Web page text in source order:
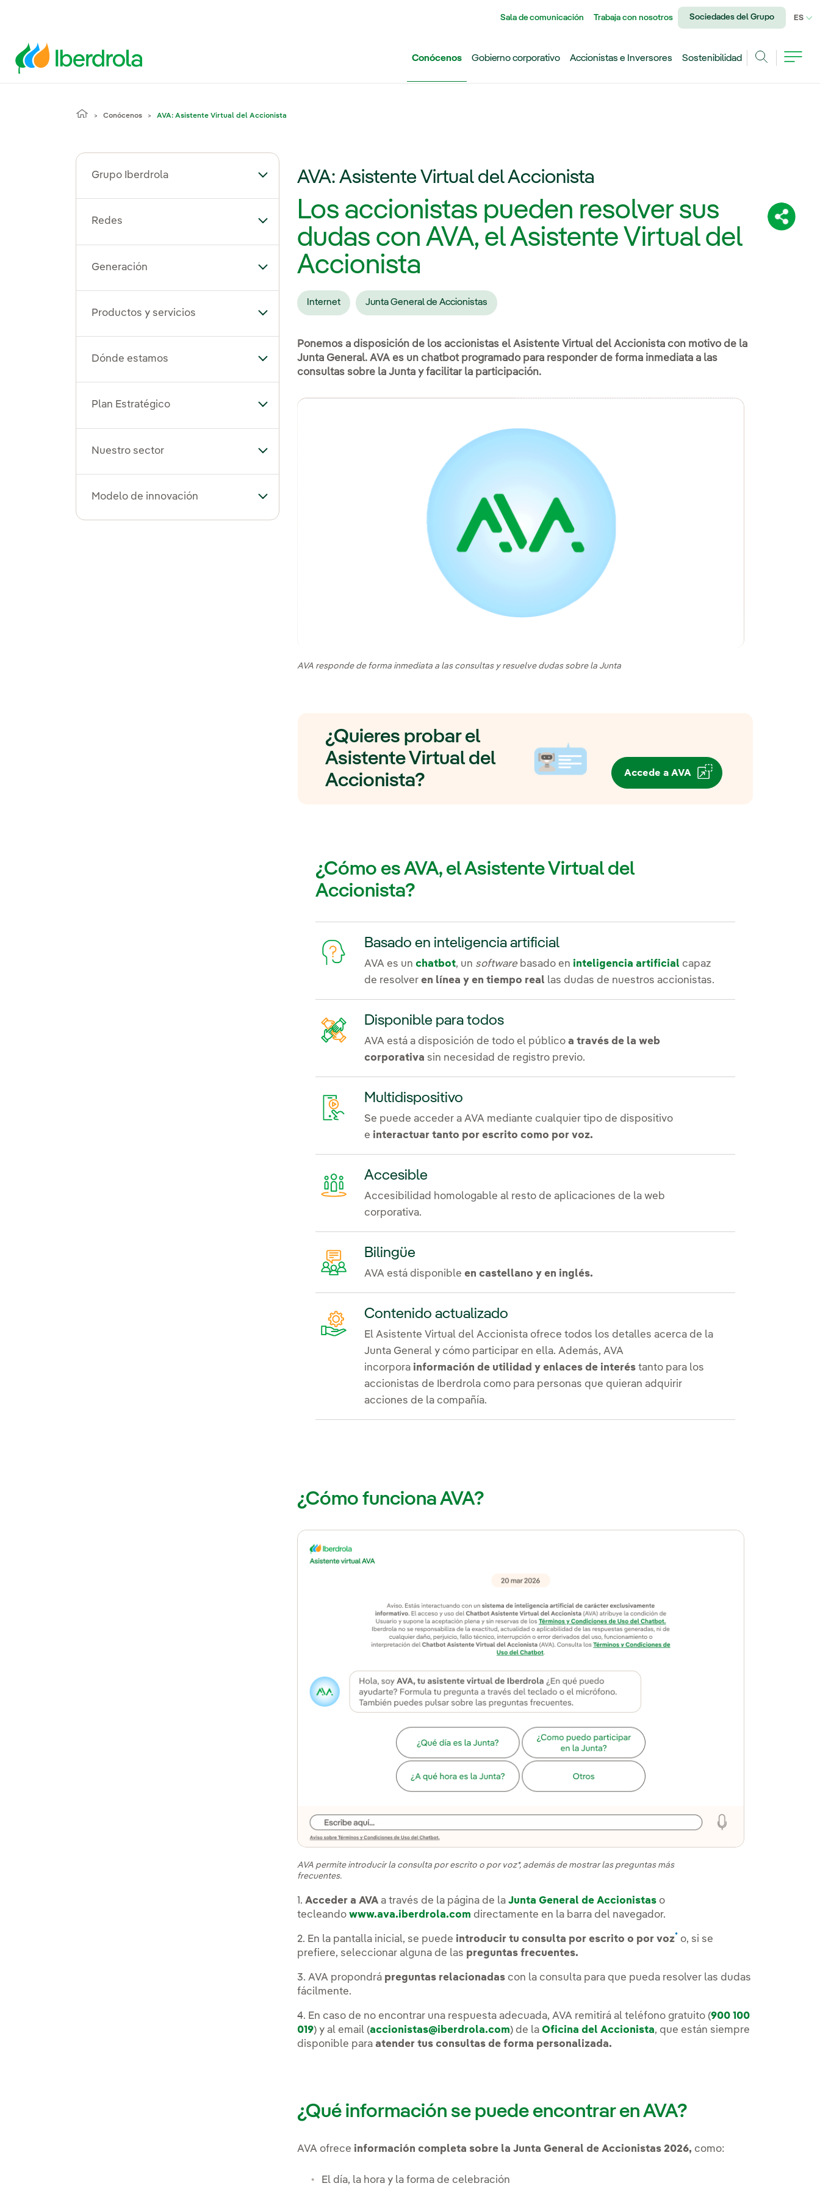
Sala de comunicación Trabaja con nosotros Sociedades del Grupo ES
Conócenos Gobierno corporativo Accionistas e Inversores
Sostenibilidad
Conócenos AVA: Asistente Virtual del Accionista
Grupo Iberdrola Alternar el submenú para Grupo Iberdrola
Redes Alternar el submenú para Redes
Generación Alternar el submenú para Generación
Productos y servicios Alternar el submenú para Productos y servicios
Dónde estamos Alternar el submenú para Dónde estamos
Plan Estratégico Alternar el submenú para Plan Estratégico
Nuestro sector Alternar el submenú para Nuestro sector
Modelo de innovación Alternar el submenú para Modelo de innovación
AVA: Asistente Virtual del Accionista
Los accionistas pueden resolver sus
dudas con AVA, el Asistente Virtual del
Accionista
Internet Junta General de Accionistas
Ponemos a disposición de los accionistas el Asistente Virtual del Accionista con motivo de la
Junta General. AVA es un chatbot programado para responder de forma inmediata a las
consultas sobre la Junta y facilitar la participación.
AVA responde de forma inmediata a las consultas y resuelve dudas sobre la Junta
¿Quieres probar el
Asistente Virtual del
Accionista?
Accede a AVA
¿Cómo es AVA, el Asistente Virtual del
Accionista?
Basado en inteligencia artificial
AVA es unchatbot, un software basado en inteligencia artificial capaz
de resolveren línea y en tiempo real las dudas de nuestros accionistas.
Disponible para todos
AVA está a disposición de todo el públicoa través de la web
corporativa sin necesidad de registro previo.
Multidispositivo
Se puede acceder a AVA mediante cualquier tipo de dispositivo
e interactuar tanto por escrito como por voz.
Accesible
Accesibilidad homologable al resto de aplicaciones de la web
corporativa.
Bilingüe
AVA está disponibleen castellano y en inglés.
Contenido actualizado
El Asistente Virtual del Accionista ofrece todos los detalles acerca de la
Junta General y cómo participar en ella. Además, AVA
incorpora información de utilidad y enlaces de interés tanto para los
accionistas de Iberdrola como para personas que quieran adquirir
acciones de la compañía.
¿Cómo funciona AVA?
AVA permite introducir la consulta por escrito o por voz*, además de mostrar las preguntas más
frecuentes.
1.Acceder a AVA a través de la página de laJunta General de Accionistas o
tecleandowww.ava.iberdrola.com directamente en la barra del navegador.
2. En la pantalla inicial, se puede introducir tu consulta por escrito o por voz* o, si se
prefiere, seleccionar alguna de las preguntas frecuentes.
3. AVA propondrá preguntas relacionadas con la consulta para que pueda resolver las dudas
fácilmente.
4. En caso de no encontrar una respuesta adecuada, AVA remitirá al teléfono gratuito (900 100
019) y al email (accionistas@iberdrola.com) de laOficina del Accionista, que están siempre
disponible paraatender tus consultas de forma personalizada.
¿Qué información se puede encontrar en AVA?
AVA ofrece información completa sobre la Junta General de Accionistas 2026, como:
El día, la hora y la forma de celebración